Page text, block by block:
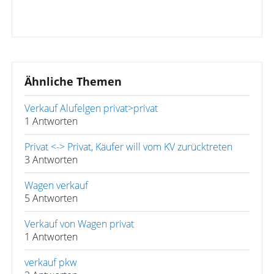
Ähnliche Themen
Verkauf Alufelgen privat>privat
1 Antworten
Privat <-> Privat, Käufer will vom KV zurücktreten
3 Antworten
Wagen verkauf
5 Antworten
Verkauf von Wagen privat
1 Antworten
verkauf pkw